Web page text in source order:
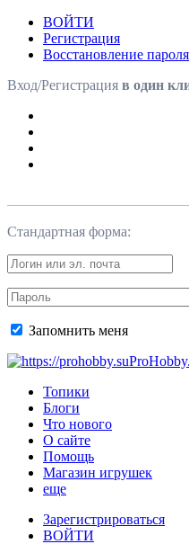
ВОЙТИ
Регистрация
Восстановление пароля
Вход/Регистрация в один
Стандартная форма:
Запомнить меня
Топики
Блоги
Что нового
О сайте
Помощь
Магазин игрушек
еще
Зарегистрироваться
ВОЙТИ